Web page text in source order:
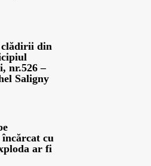
clădirii din
nr.526 –
Saligny
cu
ar fi